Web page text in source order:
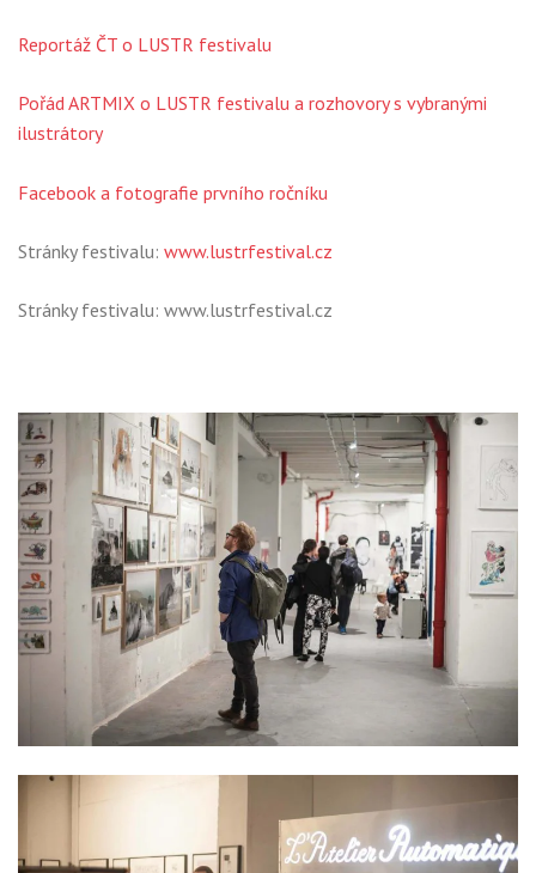
Reportáž ČT o LUSTR festivalu
Pořád ARTMIX o LUSTR festivalu a rozhovory s vybranými
ilustrátory
Facebook a fotografie prvního ročníku
Stránky festivalu: www.lustrfestival.cz
Stránky festivalu: www.lustrfestival.cz